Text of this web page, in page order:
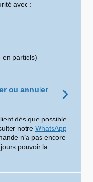
avec :
en partiels)
ou annuler
dès que possible
notre WhatsApp
n’a pas encore
pouvoir la